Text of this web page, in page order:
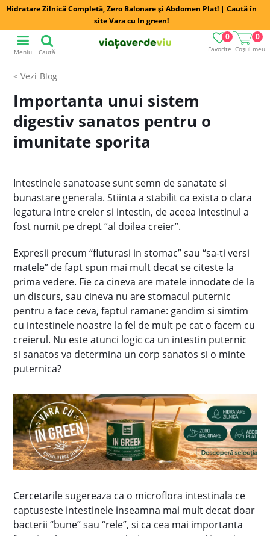
Hidratare Zilnică Completă, Zero Balonare și Abdomen Plat! | Caută în
site Vara cu In green!
Favorite
0
Coșul meu
0
Meniu Caută
Blog
Importanta unui sistem
digestiv sanatos pentru o
imunitate sporita
Intestinele sanatoase sunt semn de sanatate si
bunastare generala. Stiinta a stabilit ca exista o clara
legatura intre creier si intestin, de aceea intestinul a
fost numit pe drept “al doilea creier”.
Expresii precum “fluturasi in stomac” sau “sa-ti versi
matele” de fapt spun mai mult decat se citeste la
prima vedere. Fie ca cineva are matele innodate de la
un discurs, sau cineva nu are stomacul puternic
pentru a face ceva, faptul ramane: gandim si simtim
cu intestinele noastre la fel de mult pe cat o facem cu
creierul. Nu este atunci logic ca un intestin puternic
si sanatos va determina un corp sanatos si o minte
puternica?
Cercetarile sugereaza ca o microflora intestinala ce
captuseste intestinele inseamna mai mult decat doar
bacterii “bune” sau “rele”, si ca cea mai importanta